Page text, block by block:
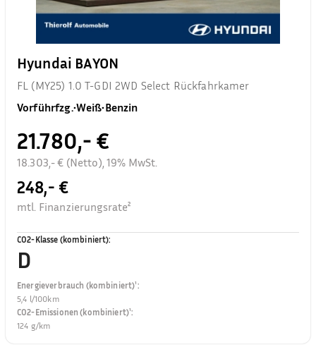
Hyundai BAYON
FL (MY25) 1.0 T-GDI 2WD Select Rückfahrkamer
Vorführfzg.•Weiß•Benzin
21.780,- €
18.303,- € (Netto), 19% MwSt.
248,- €
mtl. Finanzierungsrate²
CO2-Klasse (kombiniert):
D
Energieverbrauch (kombiniert)¹:
5,4 l/100km
CO2-Emissionen (kombiniert)¹:
124 g/km